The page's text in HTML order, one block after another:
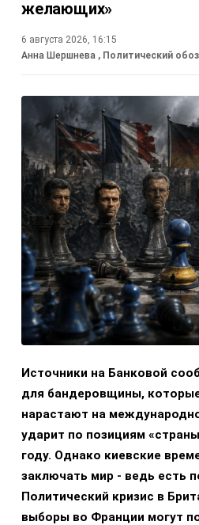
желающих»
6 августа 2026, 16:15
Анна Шершнева , Политический
Источники на Банковой
для бандеровщины,
нарастают на
ударит по позициям
году. Однако киевские
заключать мир - ведь есть
Политический кризис в
выборы во Франции могут